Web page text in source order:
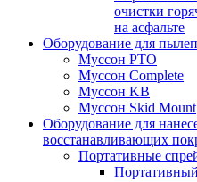
очистки
на асфальте
Оборудование для
Муссон PTO
Муссон Complete
Муссон KB
Муссон Skid Mount
Оборудование для
восстанавливающих
Портативные